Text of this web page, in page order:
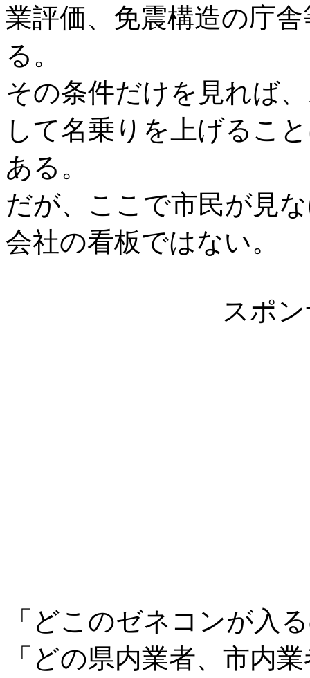
業評価、免震構造の庁
る。
その条件だけを見れば
して名乗りを上げるこ
ある。
だが、ここで市民が見
会社の看板ではない。
スポ
「どこのゼネコンが入
「どの県内業者、市内